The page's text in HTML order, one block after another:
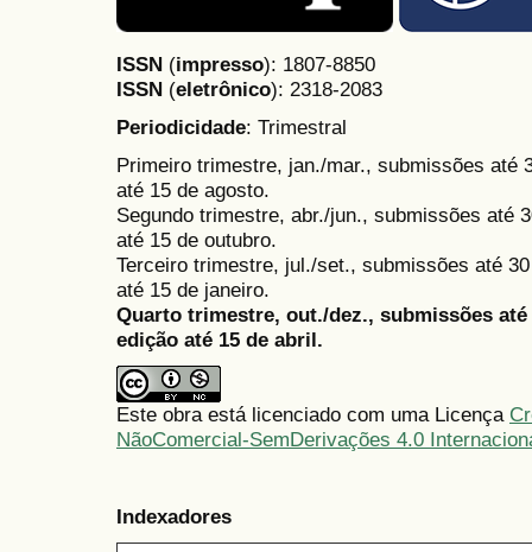
ISSN (impresso): 1807-8850
ISSN (eletrônico): 2318-2083
Periodicidade: Trimestral
Primeiro trimestre, jan./mar., submissões até
até 15 de agosto.
Segundo trimestre, abr./jun., submissões até
até 15 de outubro.
Terceiro trimestre, jul./set., submissões até
até 15 de janeiro.
Quarto trimestre, out./dez., submissões
edição até 15 de abril.
Este obra está licenciado com uma Licença
NãoComercial-SemDerivações 4.0
Indexadores